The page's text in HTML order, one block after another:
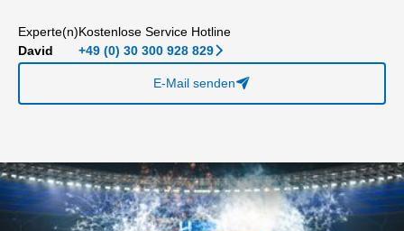
Experte(n)
David
Kostenlose Service Hotline
+49 (0) 30 300 928 829􀆊
E-Mail senden􀈠